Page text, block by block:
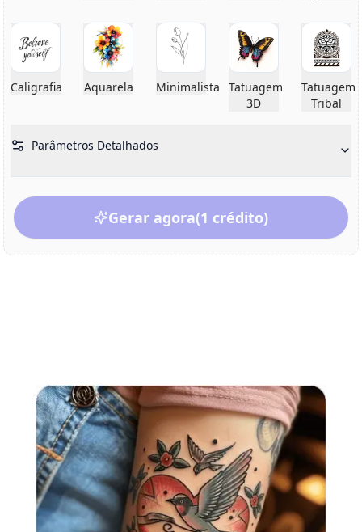
Caligrafia Aquarela Minimalista
Tatuagem
3D
Tatuagem
Tribal
Parâmetros Detalhados
Gerar agora(1 crédito)